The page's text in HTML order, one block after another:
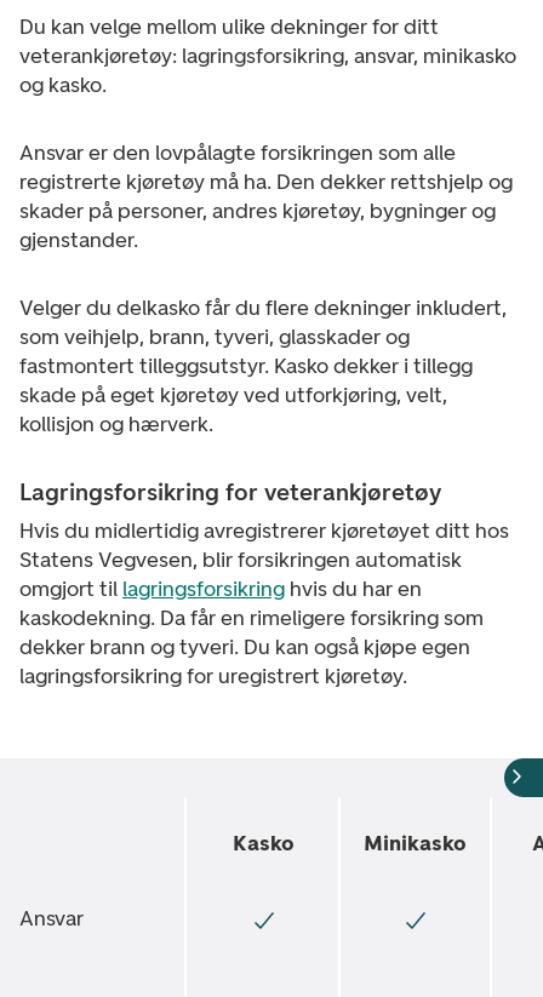
Du kan velge mellom ulike dekninger for ditt
veterankjøretøy: lagringsforsikring, ansvar, minikasko
og kasko.
Ansvarer den lovpålagte forsikringen som alle
registrerte kjøretøy må ha. Den dekker rettshjelp og
skader på personer, andres kjøretøy, bygninger og
gjenstander.
Velger du delkaskofår du flere dekninger inkludert,
som veihjelp, brann, tyveri, glasskader og
fastmontert tilleggsutstyr. Kaskodekker i tillegg
skade på eget kjøretøy ved utforkjøring, velt,
kollisjon og hærverk.
Lagringsforsikring for veterankjøretøy
Hvis du midlertidig avregistrerer kjøretøyet ditt hos
Statens Vegvesen, blir forsikringen automatisk
omgjort til lagringsforsikring hvis du har en
kaskodekning. Da får en rimeligere forsikring som
dekker brann og tyveri. Du kan også kjøpe egen
lagringsforsikring for uregistrert kjøretøy.
Kasko Minikasko
Ansvar